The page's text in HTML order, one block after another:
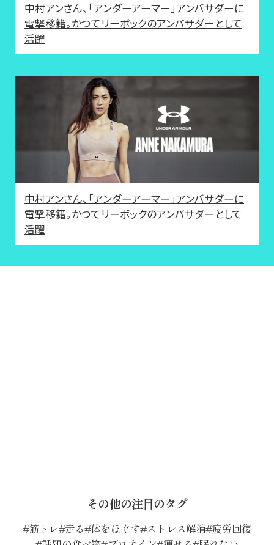
中村アンさん、「アンダーアーマー」アンバサダーに
電撃移籍。かつてリーボックのアンバサダーとして
活躍
中村アンさん、「アンダーアーマー」アンバサダーに
電撃移籍。かつてリーボックのアンバサダーとして
活躍
その他の注目のタグ
筋トレ 走る 体をほぐす ストレス解消 疲労回復